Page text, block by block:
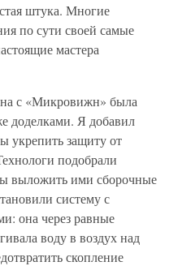
штука. Многие
по сути своей самые
мастера
с «Микровижн» была
доделками. Я добавил
укрепить защиту от
подобрали
выложить ими сборочные
систему с
она через равные
воду в воздух над
скопление